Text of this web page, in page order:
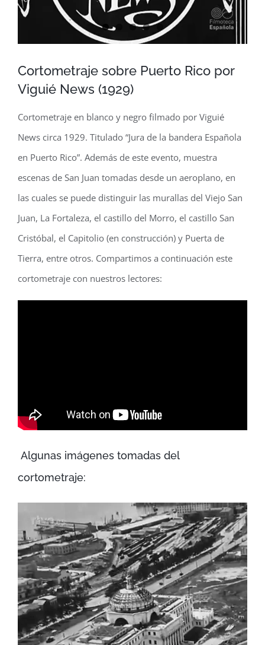
Cortometraje sobre Puerto Rico por
Viguié News (1929)
Cortometraje en blanco y negro filmado por Viguié
News circa 1929. Titulado “Jura de la bandera Española
en Puerto Rico”. Además de este evento, muestra
escenas de San Juan tomadas desde un aeroplano, en
las cuales se puede distinguir las murallas del Viejo San
Juan, La Fortaleza, el castillo del Morro, el castillo San
Cristóbal, el Capitolio (en construcción) y Puerta de
Tierra, entre otros. Compartimos a continuación este
cortometraje con nuestros lectores:
Algunas imágenes tomadas del
cortometraje: